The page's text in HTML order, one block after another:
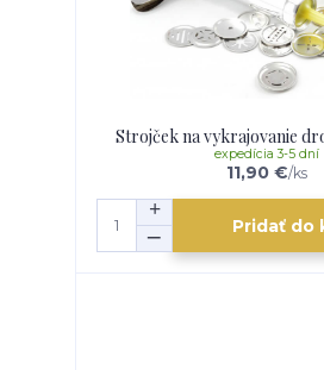
Strojček na vykrajovanie
11,90 €/ks
expedícia 3-5 dní
Pridať do